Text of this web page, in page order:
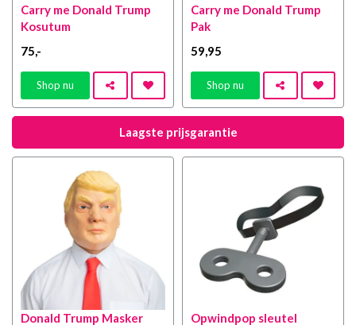
Carry me Donald Trump
Kosutum
75,-
Shop nu
Carry me Donald Trump
Pak
59,95
Shop nu
Laagste prijsgarantie
Donald Trump Masker Opwindpop sleutel